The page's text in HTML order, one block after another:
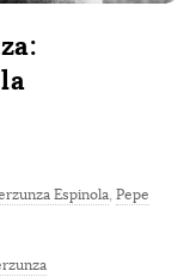
Espinola Pepe